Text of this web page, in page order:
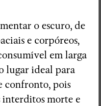
o escuro, de
e corpóreos,
em larga
lugar ideal para
confronto, pois
interditos morte e